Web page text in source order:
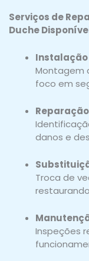
Serviços de
Duche
Instalação
Montagem
foco em
danos e
Troca de
Inspeções